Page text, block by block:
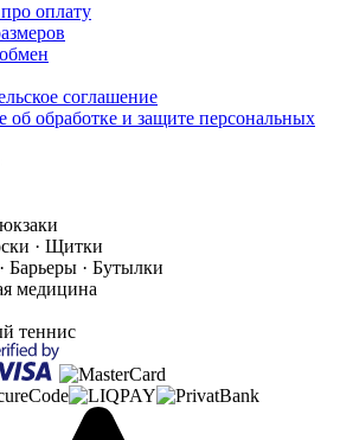
оплату
соглашение
об обработке и защите персональных
· Щитки
· Бутылки
медицина
теннис